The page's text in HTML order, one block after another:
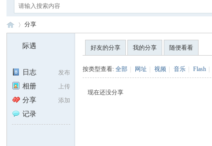
›
分享
际遇
发布
日志
上传
相册
添加
分享
记录
好友的分享 我的分享 随便看看
按类型查看:全部 网址 视频 音乐 Flash
现在还没分享